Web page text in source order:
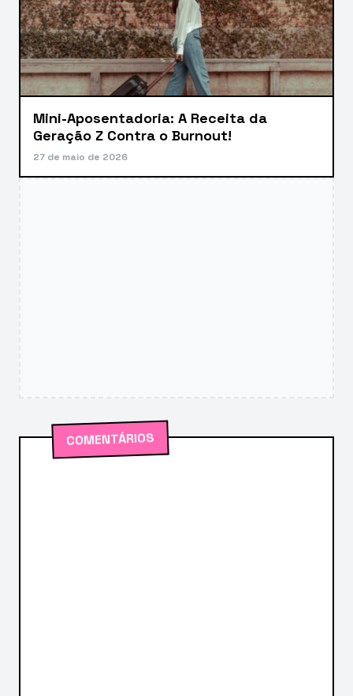
Mini-Aposentadoria: A Receita da
Geração Z Contra o Burnout!
27 de maio de 2026
COMENTÁRIOS